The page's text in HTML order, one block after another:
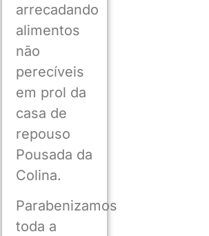
arrecadando
alimentos
não
perecíveis
em prol da
casa de
repouso
Pousada da
Colina.
Parabenizamos
toda a